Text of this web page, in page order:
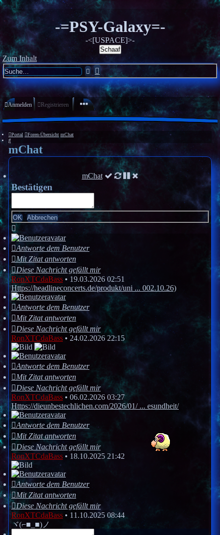
-=PSY-Galaxy=-
-<[USPACE]>-
Schaaf
Zum Inhalt
SucheErweiterte
Suche
Anmelden Registrieren
Portal Foren-Übersicht mChat
Suche
mChat
mChat
Bestätigen
Antworte dem Benutzer
Mit Zitat antworten
Diese Nachricht gefällt mir
RonXTCdaBass • 19.03.2026 02:51
Https://headlineconcerts.de/produkt/uni ... 002.10.26)
Antworte dem Benutzer
Mit Zitat antworten
Diese Nachricht gefällt mir
RonXTCdaBass • 24.02.2026 22:15
Antworte dem Benutzer
Mit Zitat antworten
Diese Nachricht gefällt mir
RonXTCdaBass • 06.02.2026 03:27
Https://dieunbestechlichen.com/2026/01/ ... esundheit/
Antworte dem Benutzer
Mit Zitat antworten
Diese Nachricht gefällt mir
RonXTCdaBass • 18.10.2025 21:42
Antworte dem Benutzer
Mit Zitat antworten
Diese Nachricht gefällt mir
RonXTCdaBass • 11.10.2025 08:44
ヾ(⌐■_■)ノ